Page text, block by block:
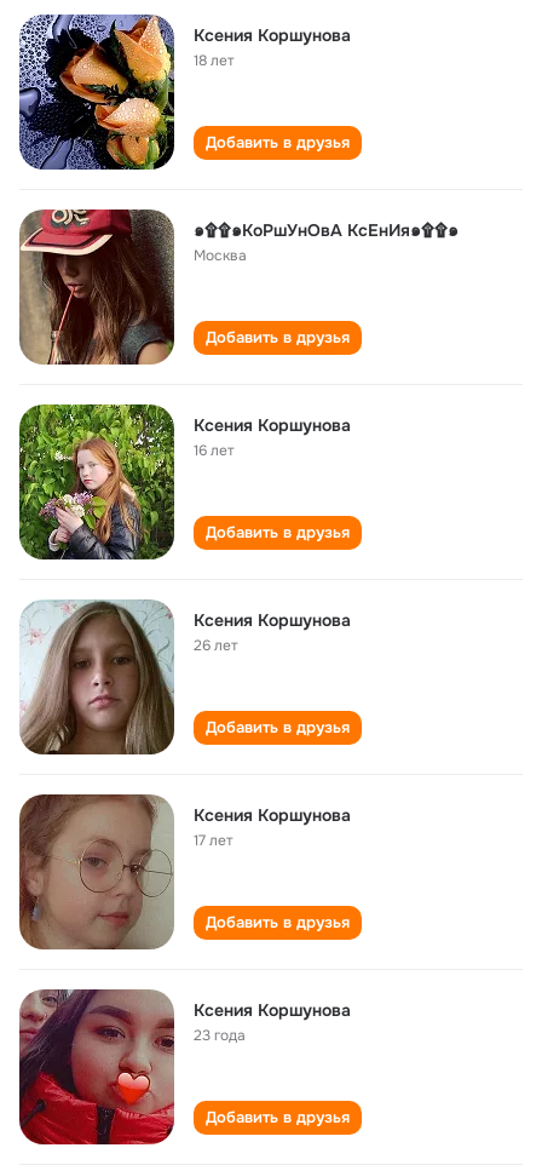
Ксения Коршунова
18 лет
Добавить в друзья
๑۩۩๑КоРшУнОвА КсЕнИя๑۩۩๑
Москва
Добавить в друзья
Ксения Коршунова
16 лет
Добавить в друзья
Ксения Коршунова
26 лет
Добавить в друзья
Ксения Коршунова
17 лет
Добавить в друзья
Ксения Коршунова
23 года
Добавить в друзья